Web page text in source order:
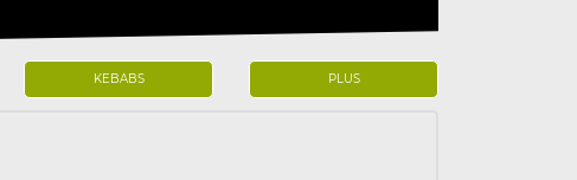
KEBABS PLUS